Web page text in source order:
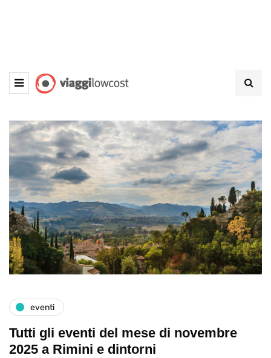
eventi
Tutti gli eventi del mese di novembre
2025 a Rimini e dintorni